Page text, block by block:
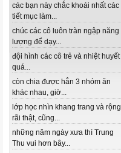
các bạn này chắc khoái nhất các
tiết mục làm...
chúc các cô luôn tràn ngập năng
lượng để dạy...
đội hình các cô trẻ và nhiệt huyết
quá...
còn chia được hẳn 3 nhóm ăn
khác nhau, giờ...
lớp học nhìn khang trang và rộng
rãi thật, cũng...
những năm ngày xưa thì Trung
Thu vui hơn bây...